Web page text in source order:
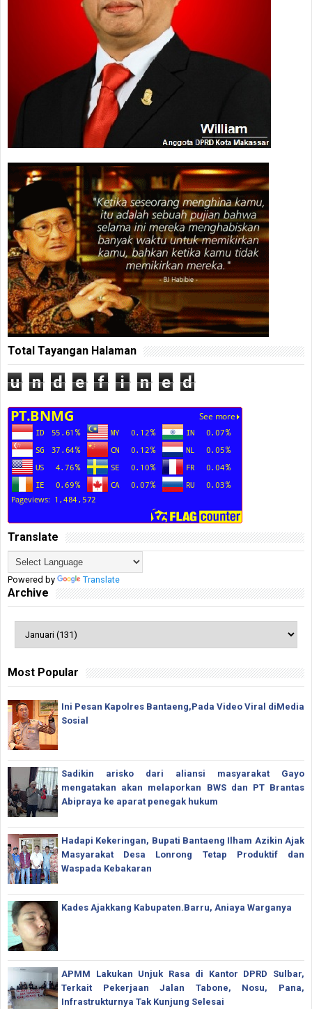
Total Tayangan Halaman
u n d e f i n e d
Translate
Powered by Translate
Archive
Most Popular
Ini Pesan Kapolres Bantaeng,Pada Video Viral diMedia
Sosial
Sadikin arisko dari aliansi masyarakat Gayo
mengatakan akan melaporkan BWS dan PT Brantas
Abipraya ke aparat penegak hukum
Hadapi Kekeringan, Bupati Bantaeng Ilham Azikin Ajak
Masyarakat Desa Lonrong Tetap Produktif dan
Waspada Kebakaran
Kades Ajakkang Kabupaten.Barru, Aniaya Warganya
APMM Lakukan Unjuk Rasa di Kantor DPRD Sulbar,
Terkait Pekerjaan Jalan Tabone, Nosu, Pana,
Infrastrukturnya Tak Kunjung Selesai